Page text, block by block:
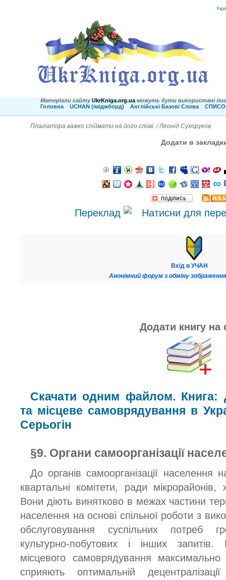
Матеріали сайту UkrKniga.org.ua можуть бути використані
Головна
UCHAN (іміджборд) Англійські Базові Слова
Плагіатора важко спіймати на його слові. / Леонід Сухоруков
Додати в
Переклад
Вхід в УЧАН
Анонімний форум з обміну
Додати книгу на
Скачати одним файлом. Книга:
та місцеве самоврядування в
Серьогін
§9. Органи самоорганізації
До органів самоорганізації населення
квартальні комітети, ради
Вони діють винятково в межах частини
населення на основі спільної роботи з
обслуговування суспільних потреб
культурно-побутових і інших запитів.
місцевого самоврядування
сприяють оптимальній